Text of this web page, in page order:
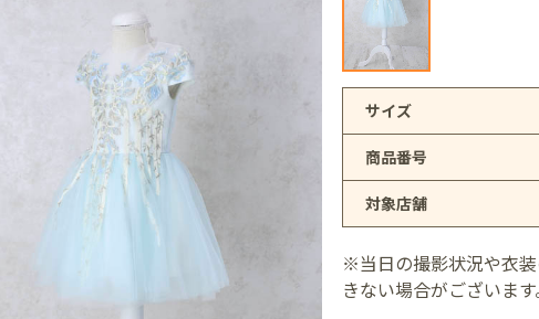
サイズ
商品番号
対象店舗
※当日の撮影状況や衣
きない場合がございます